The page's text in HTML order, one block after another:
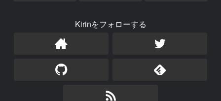
Kirinをフォローする